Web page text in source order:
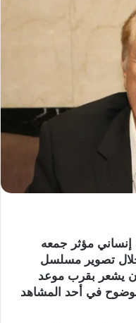
مؤثر جمعه
خلال تصوير مسلسل
يشعر بقرب موعد
في أحد المشاهد